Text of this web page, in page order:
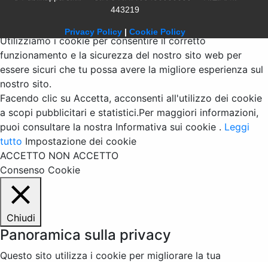
443219
Privacy Policy | Cookie Policy
Utilizziamo i cookie per consentire il corretto
funzionamento e la sicurezza del nostro sito web per
essere sicuri che tu possa avere la migliore esperienza sul
nostro sito.
Facendo clic su Accetta, acconsenti all'utilizzo dei cookie
a scopi pubblicitari e statistici.Per maggiori informazioni,
puoi consultare la nostra Informativa sui cookie . Leggi
tutto Impostazione dei cookie
ACCETTO NON ACCETTO
Consenso Cookie
Chiudi
Panoramica sulla privacy
Questo sito utilizza i cookie per migliorare la tua